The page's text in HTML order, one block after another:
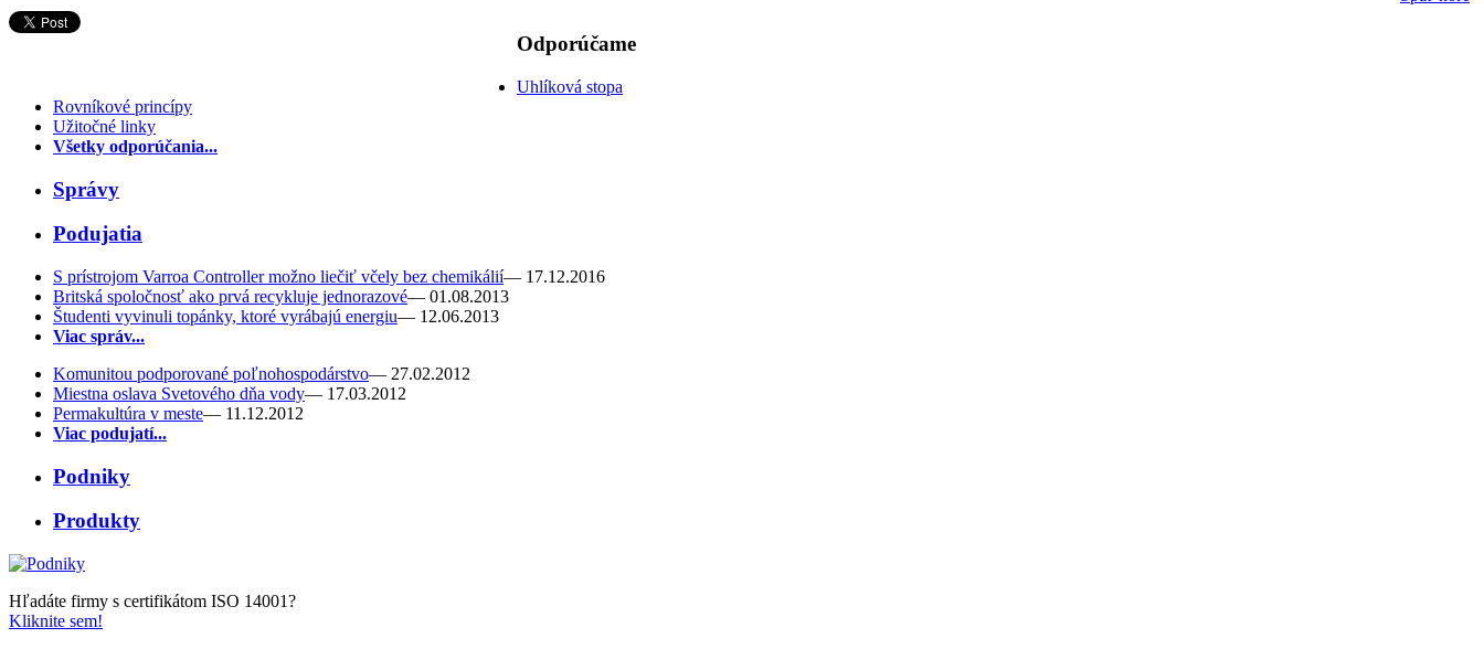
Odporúčame
Uhlíková stopa
Rovníkové princípy
Užitočné linky
Všetky odporúčania...
Správy
Podujatia
S prístrojom Varroa Controller možno liečiť včely bez chemikálií— 17.12.2016
Britská spoločnosť ako prvá recykluje jednorazové— 01.08.2013
Študenti vyvinuli topánky, ktoré vyrábajú energiu— 12.06.2013
Viac správ...
Komunitou podporované poľnohospodárstvo— 27.02.2012
Miestna oslava Svetového dňa vody— 17.03.2012
Permakultúra v meste— 11.12.2012
Viac podujatí...
Podniky
Produkty
Hľadáte firmy s certifikátom ISO 14001?
Kliknite sem!